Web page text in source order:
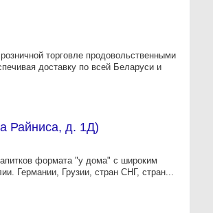
торговле продовольственными
доставку по всей Беларуси и
Райниса, д. 1Д)
формата "у дома" с широким
Германии, Грузии, стран СНГ, стран...